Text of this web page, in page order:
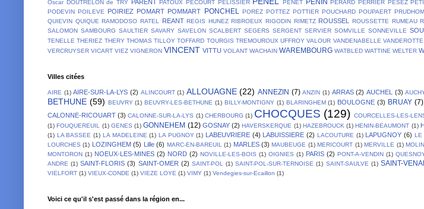
Oscar DOUTRELON de TRY PARENT PATOUX PECOURT PELISSIER PENET PERARD PERRIER PESEZ
PODEVIN POILEVE POIRIEZ POMART POMMART PONCHEL POREZ POTTEZ POTTIER POUCHARD POUPAERT
QUIEVIN QUIQUE RAMODOSO RATEL REANT REGIS HUNEZ RIBROEUX RIGODIN RIMETZ ROUSSEL ROUSSETTE RUMEAU
SALOMON SAMBOURG SAULTIER SAVARY SAVELON SCALBERT SEGERS SERGENT SERVIER SOMVILLE SONNEVILLE
TENELLE THERIEZ THERY THOMAS TILLOY TOFFARD TOURGIS TREMOUROUX UFFROY VALOUR VANDENABELLE VANDEROTTE
VERCRUYSER VICART VIEZ VIGNERON VINCENT VITTU VOLANT WACHAIN WAREMBOURG WATBLED WATTINE WELTER
Villes citées
AIRE (1) AIRE-SUR-LA-LYS (2) ALINCOURT (1) ALLOUAGNE (22) ANNEZIN (7) ANZIN (1) ARRAS (2) AUCHEL (3)
BETHUNE (59) BEUVRY (1) BEUVRY-LES-BETHUNE (1) BILLY-MONTIGNY (1) BLARINGHEM (1) BOULOGNE (3) BRUAY (7)
CALONNE-RICOUART (3) CALONNE-SUR-LA-LYS (1) CHERBOURG (1) CHOCQUES (129) COURCELLES-LES-
(1) FOUQUEREUIL (1) GENES (1) GONNEHEM (12) GOSNAY (2) HAVERSKERQUE (1) HAZEBROUCK (1) HENIN-BEAUMONT (1)
(1) LA BASSEE (1) LA MADELEINE (1) LA PUGNOY (1) LABEUVRIERE (4) LABUISSIERE (2) LACOUTURE (1) LAPUGNOY (6) LE
LOURCHES (1) LOZINGHEM (5) Lille (6) MARC-EN-BAREUIL (1) MARLES (3) MAUBEUGE (1) MERICOURT (1) MERVILLE (1)
MONTORON (1) NOEUX-LES-MINES (2) NORD (2) NOVILLE-LES-BOIS (1) OIGNIES (1) PARIS (2) PONT-A-VENDIN (1)
ANDRE (1) SAINT-FLORIS (3) SAINT-OMER (2) SAINT-POL (1) SAINT-POL-SUR-TERNOISE (1) SAINT-SAULVE (1) SAINT-
VIELFORT (1) VIEUX-CONDE (1) VIEZE LOYE (1) VIMY (1) Vendegies-sur-Ecaillon (1)
Voici ce qu'il s'est passé dans la région en...